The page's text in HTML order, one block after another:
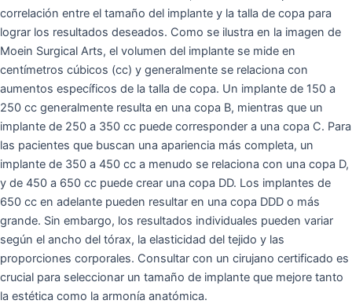
correlación entre el tamaño del implante y la talla de copa para
lograr los resultados deseados. Como se ilustra en la imagen de
Moein Surgical Arts, el volumen del implante se mide en
centímetros cúbicos (cc) y generalmente se relaciona con
aumentos específicos de la talla de copa. Un implante de 150 a
250 cc generalmente resulta en una copa B, mientras que un
implante de 250 a 350 cc puede corresponder a una copa C. Para
las pacientes que buscan una apariencia más completa, un
implante de 350 a 450 cc a menudo se relaciona con una copa D,
y de 450 a 650 cc puede crear una copa DD. Los implantes de
650 cc en adelante pueden resultar en una copa DDD o más
grande. Sin embargo, los resultados individuales pueden variar
según el ancho del tórax, la elasticidad del tejido y las
proporciones corporales. Consultar con un cirujano certificado es
crucial para seleccionar un tamaño de implante que mejore tanto
la estética como la armonía anatómica.